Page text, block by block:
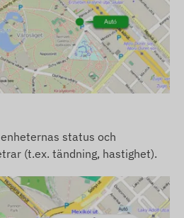
status och
(t.ex. tändning, hastighet).